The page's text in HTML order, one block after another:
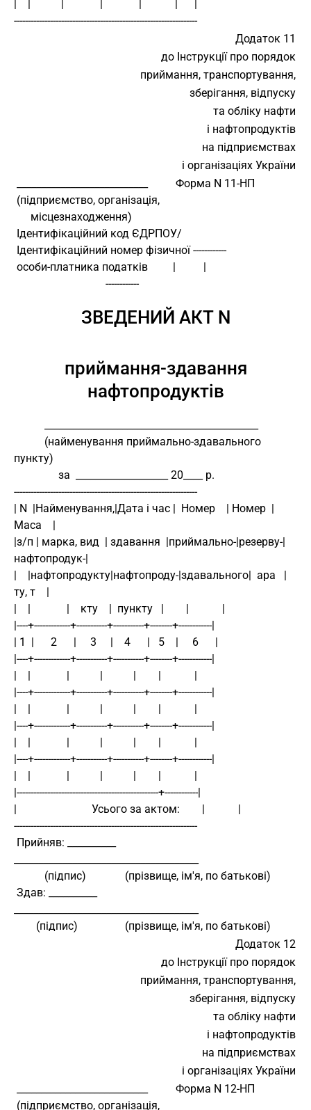
|    |           |             |             |            |      |
------------------------------------------------------------------
Додаток 11
до Інструкції про порядок
приймання, транспортування,
зберігання, відпуску
та обліку нафти
і нафтопродуктів
на підприємствах
і організаціях України
___________________________          Форма N 11-НП
(підприємство, організація,
      місцезнаходження)
Ідентифікаційний код ЄДРПОУ/
Ідентифікаційний номер фізичної ------------
особи-платника податків         |          |
                                 ------------
ЗВЕДЕНИЙ АКТ N
приймання-здавання
нафтопродуктів
пункту)
                за  ___________________ 20____ р.
------------------------------------------------------------------
| N  |Найменування,|Дата і час |  Номер    | Номер  |
Маса    |
|з/п | марка, вид  | здавання  |приймально-|резерву-|
нафтопродук-|
|    |нафтопродукту|нафтопроду-|здавального|  ара   |
ту, т    |
|    |             |    кту    |  пункту   |        |            |
|----+-------------+-----------+-----------+--------+------------|
| 1  |      2      |     3     |    4      |   5    |     6      |
|----+-------------+-----------+-----------+--------+------------|
|    |             |           |           |        |            |
|----+-------------+-----------+-----------+--------+------------|
|    |             |           |           |        |            |
|----+-------------+-----------+-----------+--------+------------|
|    |             |           |           |        |            |
|----+-------------+-----------+-----------+--------+------------|
|    |             |           |           |        |            |
|---------------------------------------------------+------------|
|                           Усього за актом:        |            |
------------------------------------------------------------------
           (підпис)              (прізвище, ім'я, по батькові)
        (підпис)                 (прізвище, ім'я, по батькові)
Додаток 12
до Інструкції про порядок
приймання, транспортування,
зберігання, відпуску
та обліку нафти
і нафтопродуктів
на підприємствах
і організаціях України
___________________________          Форма N 12-НП
(підприємство, організація,